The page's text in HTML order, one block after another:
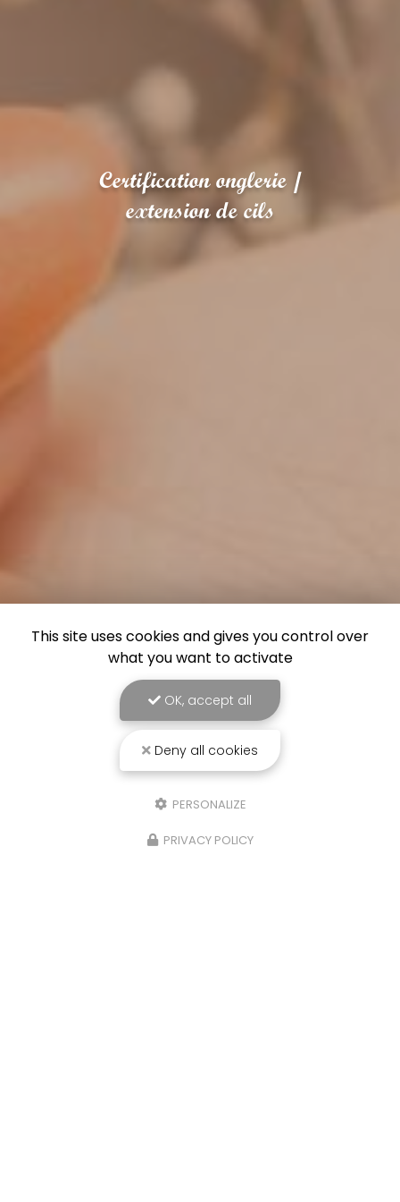
Certification onglerie /
extension de cils
This site uses cookies and gives you control over
what you want to activate
OK, accept all
Deny all cookies
PERSONALIZE
PRIVACY POLICY